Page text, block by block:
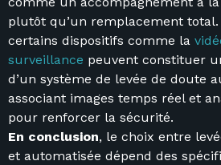
plutôt qu’un remplacement total.
certains dispositifs comme la
surveillance peuvent constituer
d’un système de levée de doute
associant images temps réel et
pour renforcer la sécurité.
En conclusion, le choix entre
et automatisée dépend des